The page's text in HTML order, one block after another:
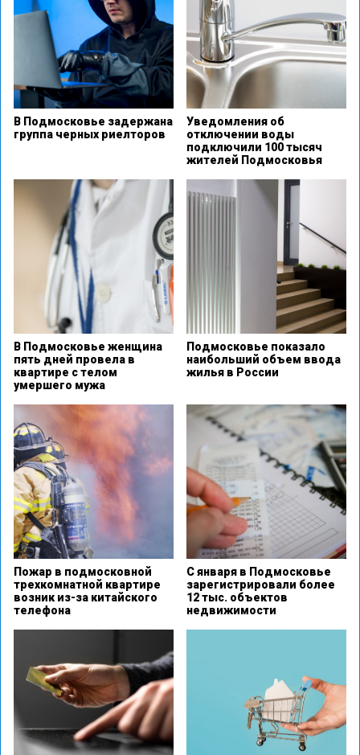
В Подмосковье задержана
группа черных риелторов
Уведомления об
отключении воды
подключили 100 тысяч
жителей Подмосковья
В Подмосковье женщина
пять дней провела в
квартире с телом
умершего мужа
Подмосковье показало
наибольший объем ввода
жилья в России
Пожар в подмосковной
трехкомнатной квартире
возник из-за китайского
телефона
С января в Подмосковье
зарегистрировали более
12 тыс. объектов
недвижимости